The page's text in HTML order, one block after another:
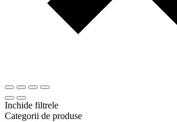
Inchide filtrele
Categorii de produse